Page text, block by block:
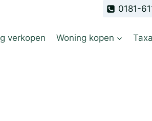
0181-
verkopen Woning kopen